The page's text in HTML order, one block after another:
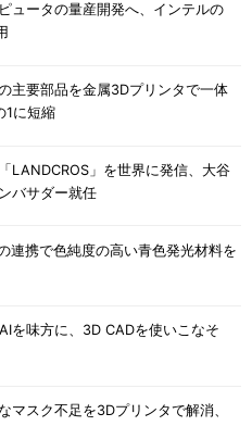
ュータの量産開発へ、インテルの
主要部品を金属3Dプリンタで一体
1に短縮
LANDCROS」を世界に発信、大谷
バサダー就任
連携で色純度の高い青色発光材料を
を味方に、3D CADを使いこなそ
マスク不足を3Dプリンタで解消、